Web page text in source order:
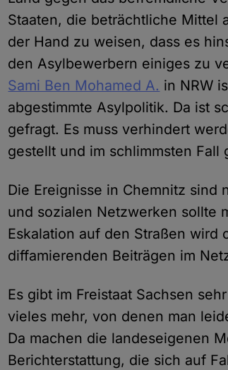
Staaten, die beträchtliche Mittel
der Hand zu weisen, dass es
den Asylbewerbern einiges zu
Sami Ben Mohamed A. in NRW
abgestimmte Asylpolitik. Da ist
gefragt. Es muss verhindert
gestellt und im schlimmsten Fall
Die Ereignisse in Chemnitz sind
und sozialen Netzwerken sollte
Eskalation auf den Straßen wird
diffamierenden Beiträgen im
Es gibt im Freistaat Sachsen
vieles mehr, von denen man
Da machen die landeseigenen
Berichterstattung, die sich auf